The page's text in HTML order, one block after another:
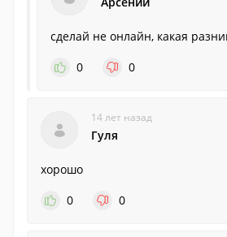
сделай не онлайн, какая
0
0
14 лет назад
Гуля
хорошо
0
0